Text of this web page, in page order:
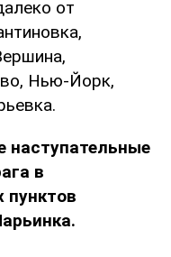
от
Нью-Йорк,
наступательные
в
пунктов